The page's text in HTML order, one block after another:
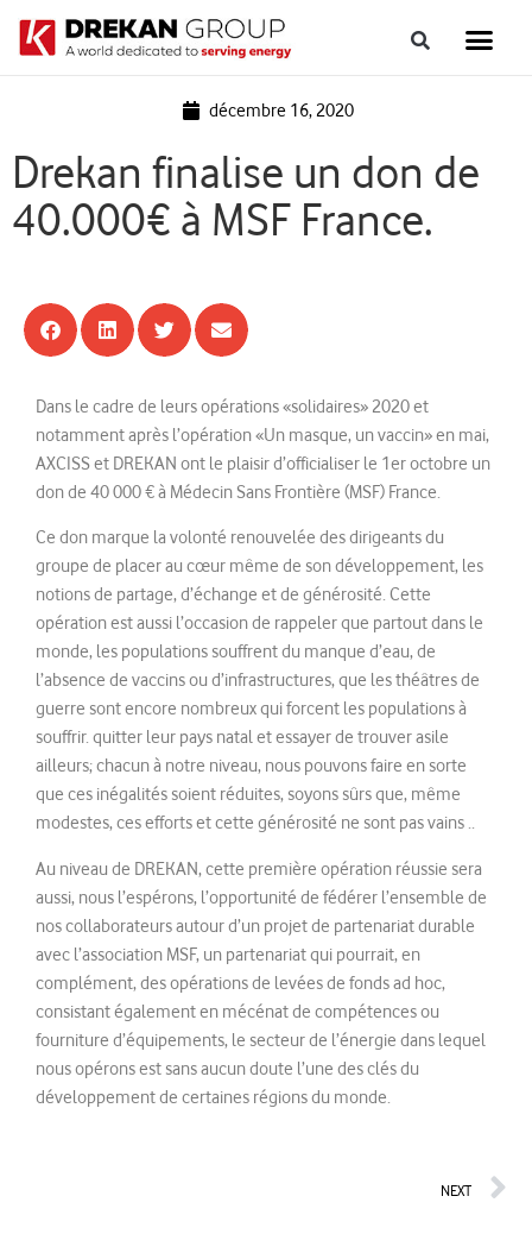
décembre 16, 2020
Drekan finalise un don de
40.000€ à MSF France.
Dans le cadre de leurs opérations «solidaires» 2020 et
notamment après l’opération «Un masque, un vaccin» en mai,
AXCISS et DREKAN ont le plaisir d’officialiser le 1er octobre un
don de 40 000 € à Médecin Sans Frontière (MSF) France.
Ce don marque la volonté renouvelée des dirigeants du
groupe de placer au cœur même de son développement, les
notions de partage, d’échange et de générosité. Cette
opération est aussi l’occasion de rappeler que partout dans le
monde, les populations souffrent du manque d’eau, de
l’absence de vaccins ou d’infrastructures, que les théâtres de
guerre sont encore nombreux qui forcent les populations à
souffrir. quitter leur pays natal et essayer de trouver asile
ailleurs; chacun à notre niveau, nous pouvons faire en sorte
que ces inégalités soient réduites, soyons sûrs que, même
modestes, ces efforts et cette générosité ne sont pas vains ..
Au niveau de DREKAN, cette première opération réussie sera
aussi, nous l’espérons, l’opportunité de fédérer l’ensemble de
nos collaborateurs autour d’un projet de partenariat durable
avec l’association MSF, un partenariat qui pourrait, en
complément, des opérations de levées de fonds ad hoc,
consistant également en mécénat de compétences ou
fourniture d’équipements, le secteur de l’énergie dans lequel
nous opérons est sans aucun doute l’une des clés du
développement de certaines régions du monde.
NEXT